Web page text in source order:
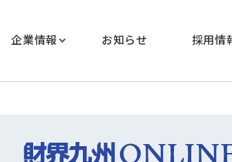
企業情報 お知らせ 採用情